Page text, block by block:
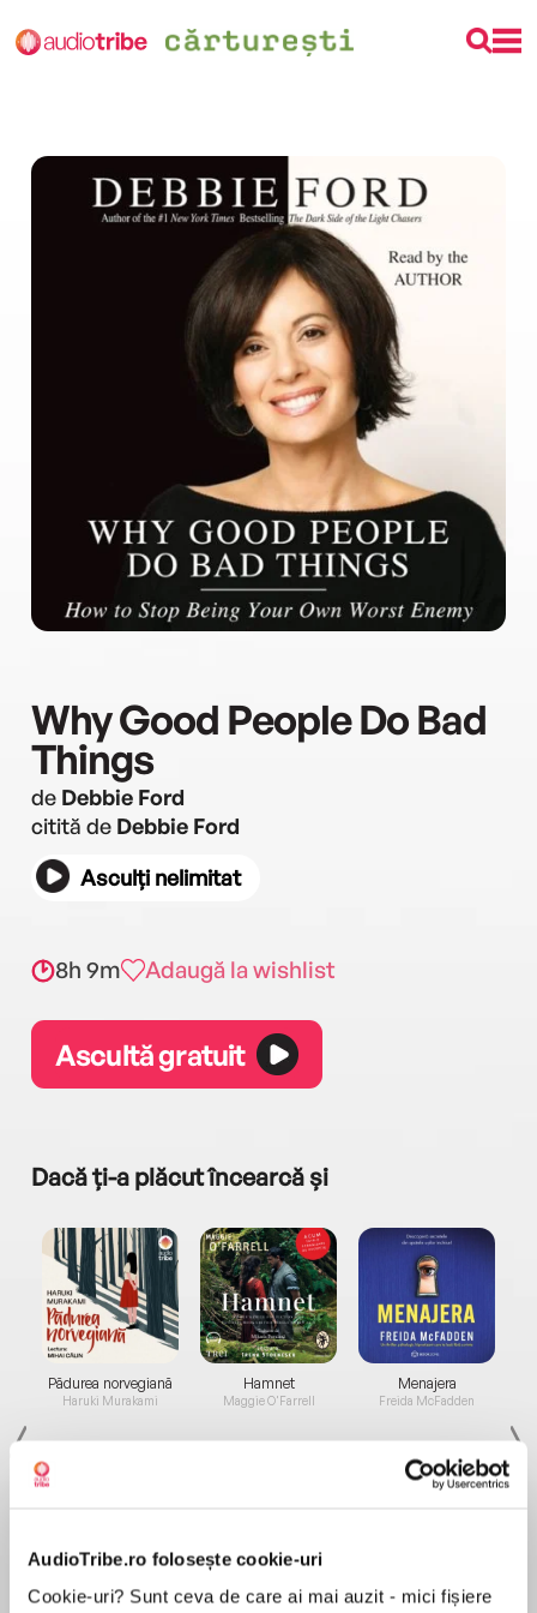
AudioTribe.ro folosește cookie-uri
Cookie-uri? Sunt ceva de care ai mai auzit - mici fișiere
Why Good People Do Bad
Things
de Debbie Ford
citită de Debbie Ford
Asculți nelimitat
8h 9m Adaugă la wishlist
Ascultă gratuit
Dacă ți-a plăcut încearcă și
Pădurea norvegiană
Haruki Murakami
Elita de Argint (Elita
Hamnet
Maggie O'Farrell
Diavolul se îmbracă de
Menajera
Freida McFadden
Migdală